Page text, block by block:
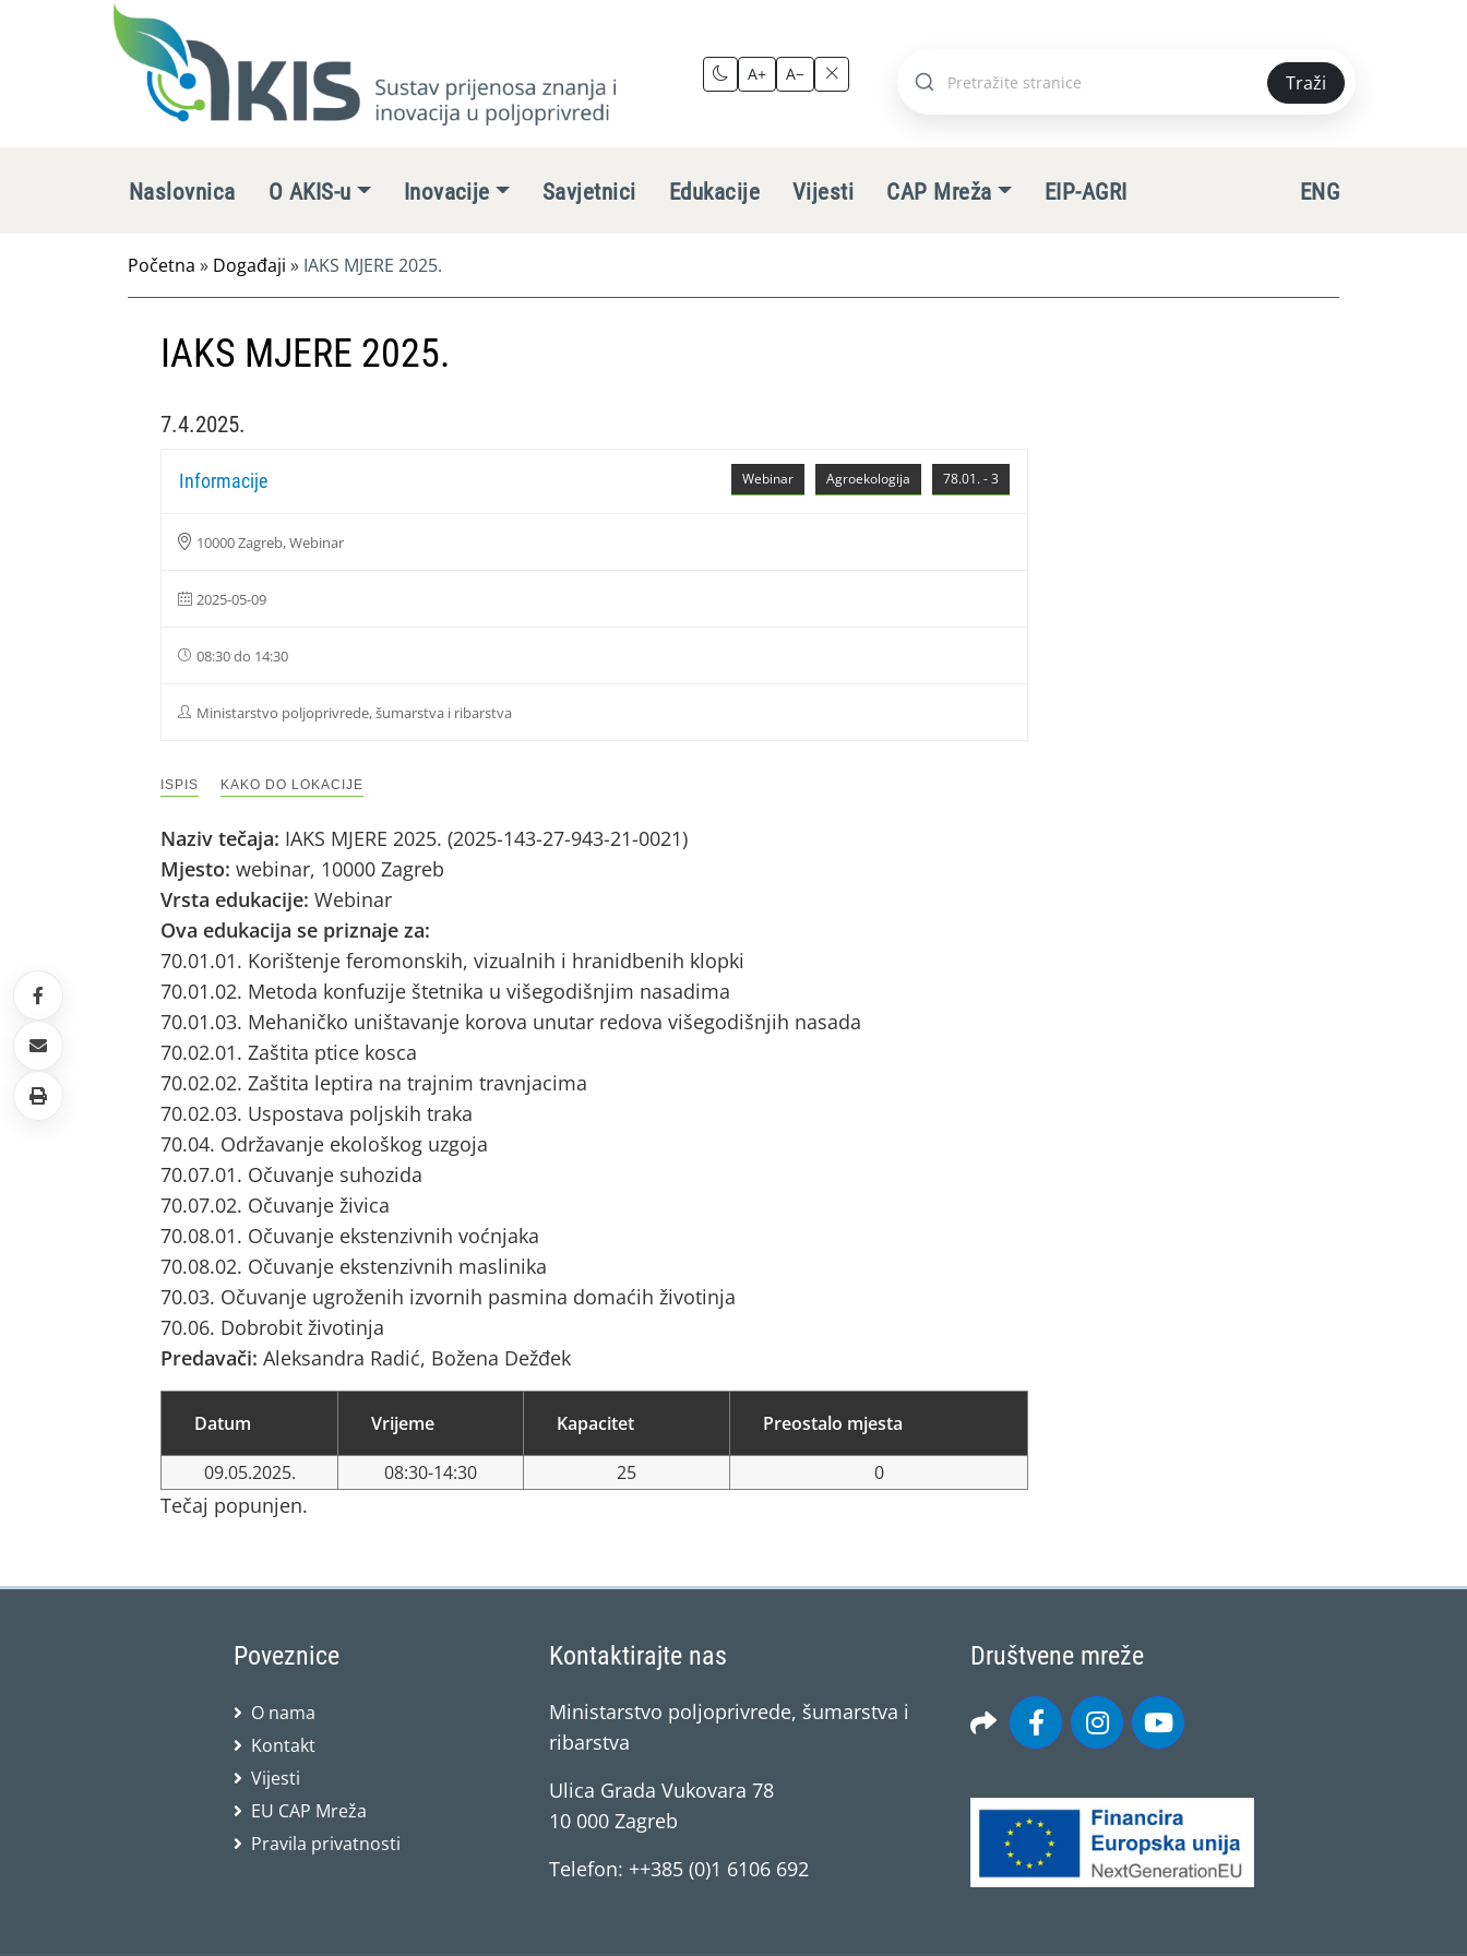
A+ A−
Pretraži
Traži
Naslovnica O AKIS-u Inovacije Savjetnici Edukacije Vijesti CAP Mreža EIP-AGRI ENG
Početna » Događaji » IAKS MJERE 2025.
IAKS MJERE 2025.
7.4.2025.
78.01. - 3
Agroekologija
Webinar
Informacije
10000 Zagreb, Webinar
2025-05-09
08:30 do 14:30
Ministarstvo poljoprivrede, šumarstva i ribarstva
ISPIS KAKO DO LOKACIJE
Naziv tečaja: IAKS MJERE 2025. (2025-143-27-943-21-0021)
Mjesto: webinar, 10000 Zagreb
Vrsta edukacije: Webinar
Ova edukacija se priznaje za:
70.01.01. Korištenje feromonskih, vizualnih i hranidbenih klopki
70.01.02. Metoda konfuzije štetnika u višegodišnjim nasadima
70.01.03. Mehaničko uništavanje korova unutar redova višegodišnjih nasada
70.02.01. Zaštita ptice kosca
70.02.02. Zaštita leptira na trajnim travnjacima
70.02.03. Uspostava poljskih traka
70.04. Održavanje ekološkog uzgoja
70.07.01. Očuvanje suhozida
70.07.02. Očuvanje živica
70.08.01. Očuvanje ekstenzivnih voćnjaka
70.08.02. Očuvanje ekstenzivnih maslinika
70.03. Očuvanje ugroženih izvornih pasmina domaćih životinja
70.06. Dobrobit životinja
Predavači: Aleksandra Radić, Božena Dežđek
Datum Vrijeme Kapacitet Preostalo mjesta
09.05.2025. 08:30-14:30 25 0
Tečaj popunjen.
Poveznice
O nama
Kontakt
Vijesti
EU CAP Mreža
Pravila privatnosti
Kontaktirajte nas
Ministarstvo poljoprivrede, šumarstva i
ribarstva
Ulica Grada Vukovara 78
10 000 Zagreb
Telefon: ++385 (0)1 6106 692
Društvene mreže